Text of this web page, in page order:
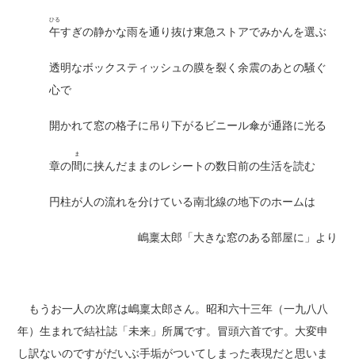
午
ひる
すぎの静かな雨を通り抜け東急ストアでみかんを選ぶ
透明なボックスティッシュの膜を裂く余震のあとの騒ぐ
心で
開かれて窓の格子に吊り下がるビニール傘が通路に光る
章の間
ま
に挟んだままのレシートの数日前の生活を読む
円柱が人の流れを分けている南北線の地下のホームは
嶋稟太郎「大きな窓のある部屋に」より
もうお一人の次席は嶋稟太郎さん。昭和六十三年（一九八八
年）生まれで結社誌「未来」所属です。冒頭六首です。大変申
し訳ないのですがだいぶ手垢がついてしまった表現だと思いま